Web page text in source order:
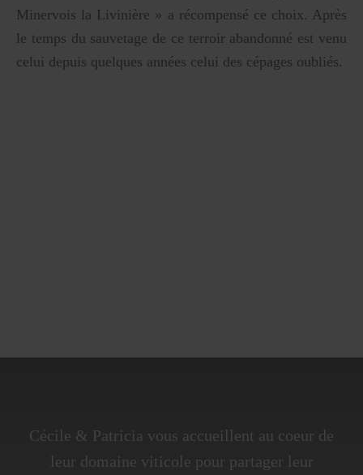
Minervois la Livinière » a récompensé ce choix. Après
le temps du sauvetage de ce terroir abandonné est venu
celui depuis quelques années celui des cépages oubliés.
Cécile & Patricia vous accueillent au coeur de
leur domaine viticole pour partager leur